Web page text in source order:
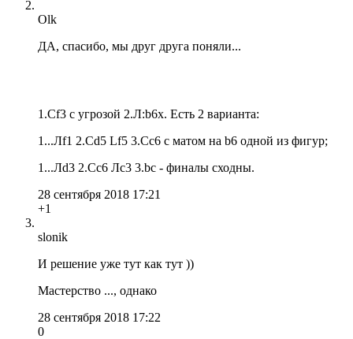
Olk
ДА, спасибо, мы друг друга поняли...
1.Сf3 c угрозой 2.Л:b6x. Есть 2 варианта:
1...Лf1 2.Cd5 Lf5 3.Cc6 c матом на b6 одной из фигур;
1...Лd3 2.Cc6 Лс3 3.bc - финалы сходны.
28 сентября 2018 17:21
+1
slonik
И решение уже тут как тут ))
Мастерство ..., однако
28 сентября 2018 17:22
0